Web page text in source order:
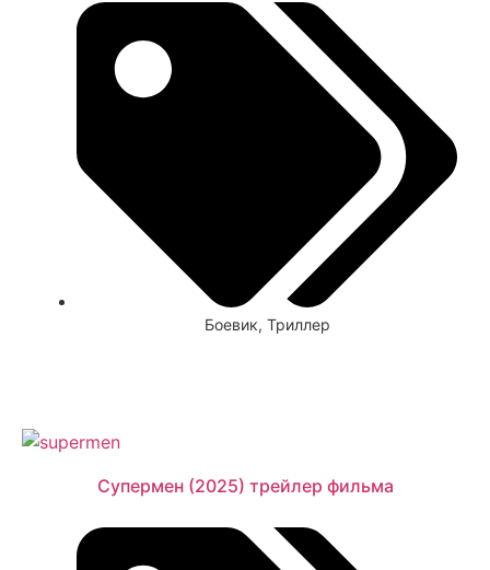
Боевик, Триллер
Супермен (2025) трейлер фильма